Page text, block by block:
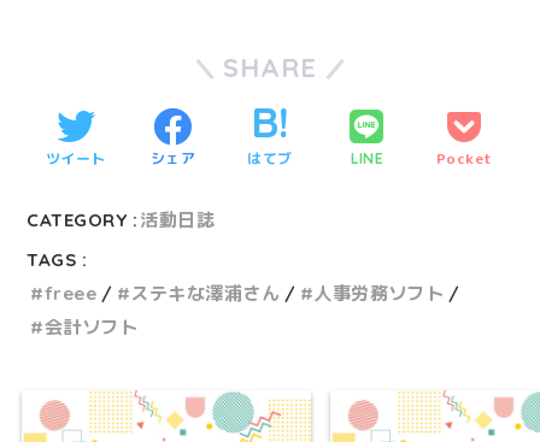
SHARE
ツイート シェア はてブ LINE Pocket
CATEGORY : 活動日誌
TAGS :
freee
ステキな澤浦さん
人事労務ソフト
会計ソフト